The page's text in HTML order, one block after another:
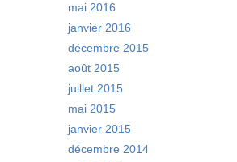
mai 2016
janvier 2016
décembre 2015
août 2015
juillet 2015
mai 2015
janvier 2015
décembre 2014